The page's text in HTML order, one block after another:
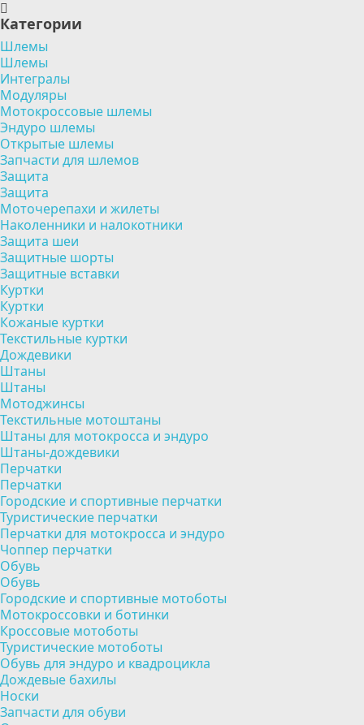
Категории
Шлемы
Шлемы
Интегралы
Модуляры
Мотокроссовые шлемы
Эндуро шлемы
Открытые шлемы
Запчасти для шлемов
Защита
Защита
Моточерепахи и жилеты
Наколенники и налокотники
Защита шеи
Защитные шорты
Защитные вставки
Куртки
Куртки
Кожаные куртки
Текстильные куртки
Дождевики
Штаны
Штаны
Мотоджинсы
Текстильные мотоштаны
Штаны для мотокросса и эндуро
Штаны-дождевики
Перчатки
Перчатки
Городские и спортивные перчатки
Туристические перчатки
Перчатки для мотокросса и эндуро
Чоппер перчатки
Обувь
Обувь
Городские и спортивные мотоботы
Мотокроссовки и ботинки
Кроссовые мотоботы
Туристические мотоботы
Обувь для эндуро и квадроцикла
Дождевые бахилы
Носки
Запчасти для обуви